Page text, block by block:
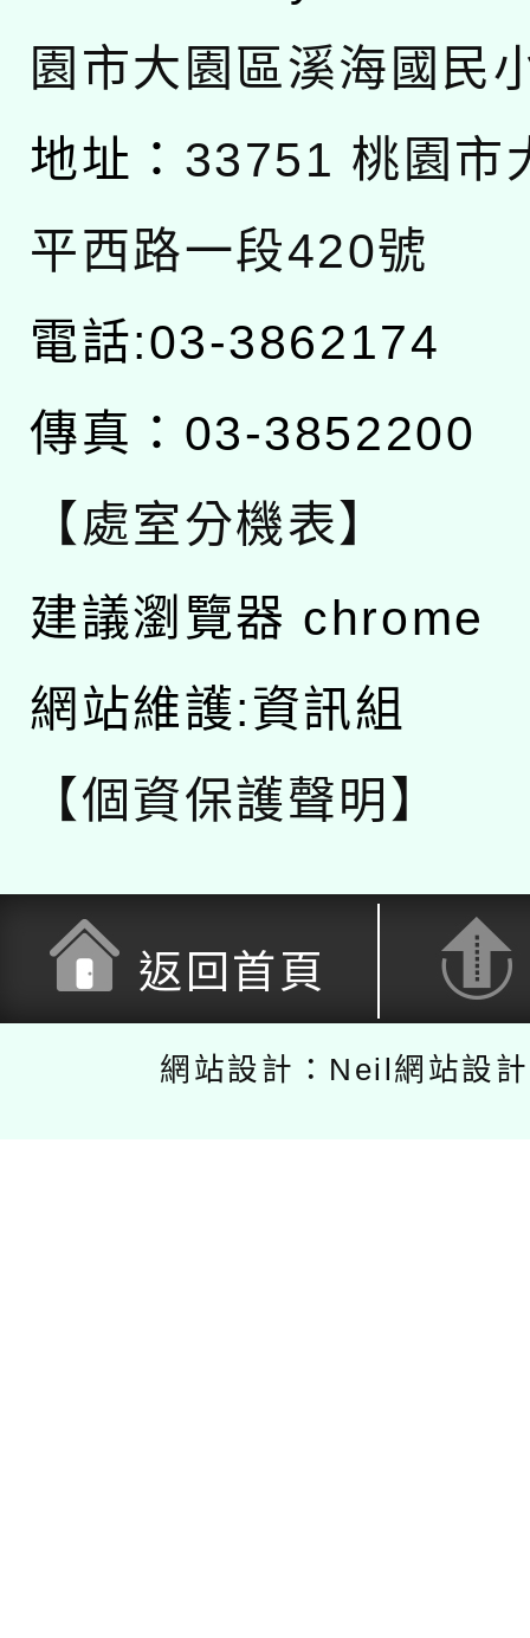
園市大園區溪海國民
地址： 33751 桃園市
平西路一段420號
電話:03-3862174
傳真：03-3852200
【處室分機表】
建議瀏覽器 chrome
網站維護:資訊組
【個資保護聲明】
返回首頁
網站設計：Neil網站設